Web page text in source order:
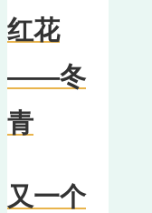
红花
——冬
青
又一个